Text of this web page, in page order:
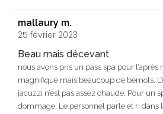
mallaury m.
25 février 2023
Beau mais décevant
nous avons pris un pass spa pour l’après
magnifique mais beaucoup de bémols.
jacuzzi n’est pas assez chaude. Pour un
dommage. Le personnel parle et ri dans